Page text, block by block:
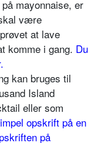
mayonnaise, er
være
at lave
komme i gang. Du
kan bruges til
Island
eller som
opskrift på en
på